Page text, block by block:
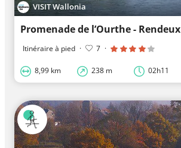
VISIT Wallonia
Promenade de l’Ourthe - Rendeux
Itinéraire à pied · 7 ·
8,99 km 238 m 02h11